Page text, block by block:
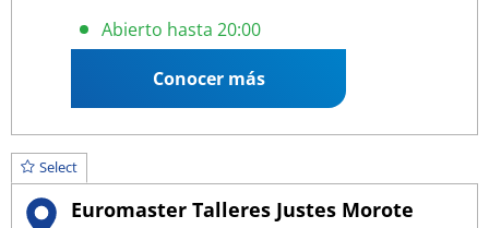
Lunes- Viernes:08:30 20:00
Sábado:09:00 20:00
Abierto hasta 20:00
Conocer más
Select
Euromaster Talleres Justes Morote